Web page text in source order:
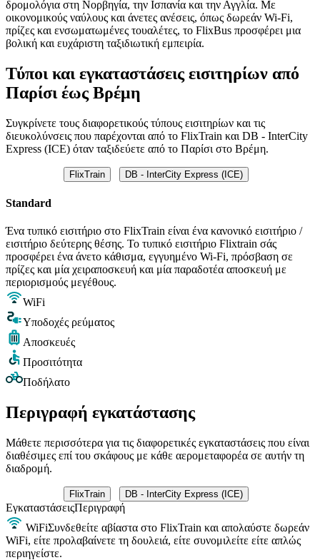
δρομολόγια στη Νορβηγία, την Ισπανία και την Αγγλία. Με
οικονομικούς ναύλους και άνετες ανέσεις, όπως δωρεάν Wi-Fi,
πρίζες και ενσωματωμένες τουαλέτες, το FlixBus προσφέρει μια
βολική και ευχάριστη ταξιδιωτική εμπειρία.
Τύποι και εγκαταστάσεις εισιτηρίων από
Παρίσι έως Βρέμη
Συγκρίνετε τους διαφορετικούς τύπους εισιτηρίων και τις
διευκολύνσεις που παρέχονται από το FlixTrain και DB - InterCity
Express (ICE) όταν ταξιδεύετε από το Παρίσι στο Βρέμη.
FlixTrain DB - InterCity Express (ICE)
Standard
Ένα τυπικό εισιτήριο στο FlixTrain είναι ένα κανονικό εισιτήριο /
εισιτήριο δεύτερης θέσης. Το τυπικό εισιτήριο Flixtrain σάς
προσφέρει ένα άνετο κάθισμα, εγγυημένο Wi-Fi, πρόσβαση σε
πρίζες και μία χειραποσκευή και μία παραδοτέα αποσκευή με
περιορισμούς μεγέθους.
WiFi
Υποδοχές ρεύματος
Αποσκευές
Προσιτότητα
Ποδήλατο
Περιγραφή εγκατάστασης
Μάθετε περισσότερα για τις διαφορετικές εγκαταστάσεις που είναι
διαθέσιμες επί του σκάφους με κάθε αερομεταφορέα σε αυτήν τη
διαδρομή.
FlixTrain DB - InterCity Express (ICE)
ΕγκαταστάσειςΠεριγραφή
WiFiΣυνδεθείτε αβίαστα στο FlixTrain και απολαύστε δωρεάν
WiFi, είτε προλαβαίνετε τη δουλειά, είτε συνομιλείτε είτε απλώς
περιηγείστε.